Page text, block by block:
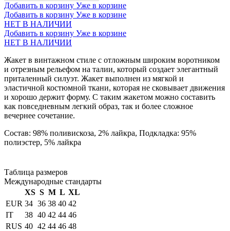
Добавить в корзину Уже в корзине
Добавить в корзину Уже в корзине
НЕТ В НАЛИЧИИ
Добавить в корзину Уже в корзине
НЕТ В НАЛИЧИИ
Жакет в винтажном стиле с отложным широким воротником
и отрезным рельефом на талии, который создает элегантный
приталенный силуэт. Жакет выполнен из мягкой и
эластичной костюмной ткани, которая не сковывает движения
и хорошо держит форму. С таким жакетом можно составить
как повседневным легкий образ, так и более сложное
вечернее сочетание.
Состав: 98% поливискоза, 2% лайкра, Подкладка: 95%
полиэстер, 5% лайкра
Таблица размеров
Международные стандарты
XS S M L XL
EUR 34 36 38 40 42
IT
38 40 42 44 46
RUS 40 42 44 46 48